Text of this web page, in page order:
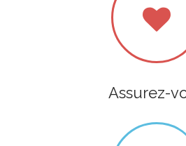
Assurez-